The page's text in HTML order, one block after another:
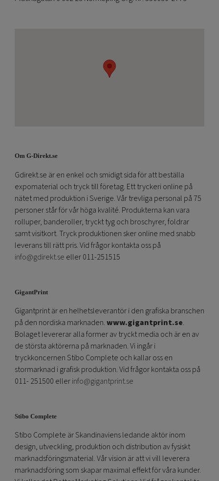
Om G-Direkt.se
Gdirekt.se är en enkel och smidigt sida för att beställa
expomaterial och tryck till företag. Ett tryckeri online på
nätet med produktion i Sverige. Vår trevliga personal på 75
personer står för vår höga kvalité. Produkterna kan vara
rolluper, banderoller, tryckt tyg och broschyrer, foldrar
samt visitkort. Tryck produktionen sker online med snabb
leverans till rätt pris. Vid frågor kontakta oss på
info@gdirekt.se eller 011-251515
GigantPrint
Gigantprint är en helhetsleverantör i den grafiska branschen
på den nordiska marknaden.www.gigantprint.se.
Bolaget levererar alla former av tryckt media och är en av
de största aktörerna på marknaden. Vi ingår i
tryckkoncernen Stibo Complete och kallar oss en
stormarknad i grafisk produktion. Vid frågor kontakta oss på
011- 251500 ellerinfo@gigantprint.se
Stibo Complete
Stibo Complete är Skandinaviens ledande aktör inom
design, utveckling, produktion och distribution av fysiskt
marknadsföringsmaterial. Vår vision är att vi vill leverera
marknadsföring som skapar maximal effekt för våra kunder.